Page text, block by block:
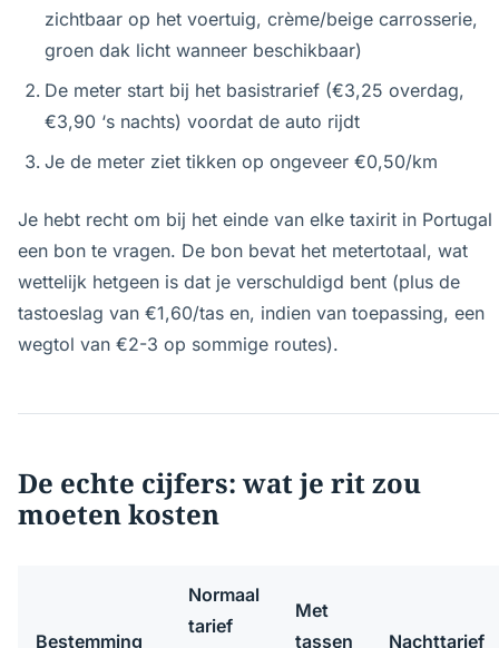
zichtbaar op het voertuig, crème/beige carrosserie,
groen dak licht wanneer beschikbaar)
De meter start bij het basistrarief (€3,25 overdag,
€3,90 ‘s nachts) voordat de auto rijdt
Je de meter ziet tikken op ongeveer €0,50/km
Je hebt recht om bij het einde van elke taxirit in Portugal
een bon te vragen. De bon bevat het metertotaal, wat
wettelijk hetgeen is dat je verschuldigd bent (plus de
tastoeslag van €1,60/tas en, indien van toepassing, een
wegtol van €2-3 op sommige routes).
De echte cijfers: wat je rit zou
moeten kosten
Bestemming
Normaal
tarief
Met
tassen
Nachttarief